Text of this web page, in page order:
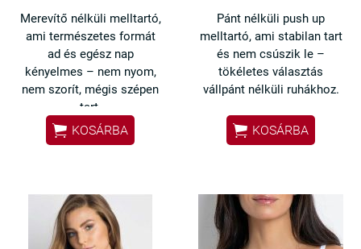
Merevítő nélküli melltartó,
ami természetes formát
ad és egész nap
kényelmes – nem nyom,
nem szorít, mégis szépen
tart.
✔ Merevítő nélkül –
✔ Pamut belső – bőrbarát
viselet
✔ Nem látszik át ruha alatt
 KOSÁRBA
Pánt nélküli push up
melltartó, ami stabilan tart
és nem csúszik le –
tökéletes választás
vállpánt nélküli ruhákhoz.
✔ Nem csúszik le – dupla
szilikoncsík
hordható
✔ Sima felület – ruha alatt
láthatatlan
 KOSÁRBA